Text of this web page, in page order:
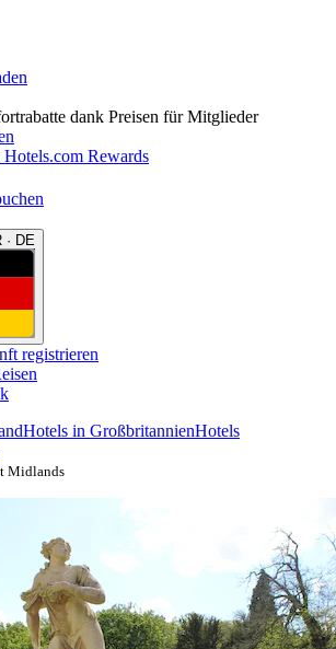
dank Preisen für Mitglieder
Rewards
· DE
registrieren
Hotels in GroßbritannienHotels
Midlands